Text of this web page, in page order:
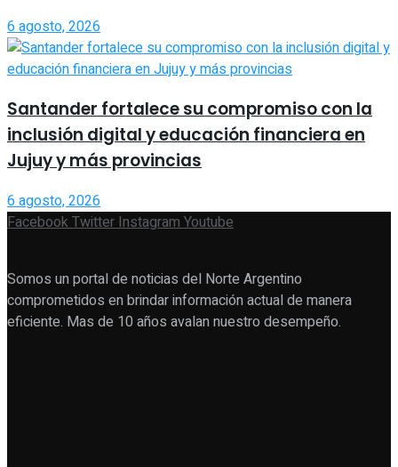
6 agosto, 2026
Santander fortalece su compromiso con la
inclusión digital y educación financiera en
Jujuy y más provincias
6 agosto, 2026
FacebookTwitterInstagramYoutube
Somos un portal de noticias del Norte Argentino
comprometidos en brindar información actual de manera
eficiente. Mas de 10 años avalan nuestro desempeño.